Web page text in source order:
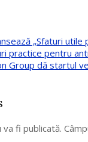
„Sfaturi utile
practice pentru
Group dă startul
fi publicată.